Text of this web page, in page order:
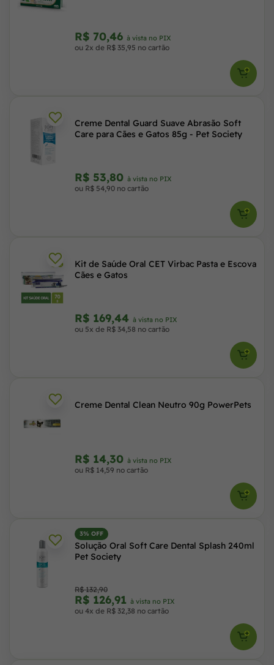
R$ 70,46 à vista no PIX
ou 2x de R$ 35,95 no cartão
Creme Dental Guard Suave Abrasão Soft
Care para Cães e Gatos 85g - Pet Society
R$ 53,80 à vista no PIX
ou R$ 54,90 no cartão
Kit de Saúde Oral CET Virbac Pasta e Escova
Cães e Gatos
R$ 169,44 à vista no PIX
ou 5x de R$ 34,58 no cartão
Creme Dental Clean Neutro 90g PowerPets
R$ 14,30 à vista no PIX
ou R$ 14,59 no cartão
3% OFF
Solução Oral Soft Care Dental Splash 240ml
Pet Society
R$ 132,90
R$ 126,91 à vista no PIX
ou 4x de R$ 32,38 no cartão